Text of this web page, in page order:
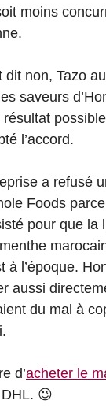
moins
dit non, Tazo
saveurs
l’accord.
a refusé
Foods
pour que la
à l’époque.
aussi
du mal à
d’acheter le
😉